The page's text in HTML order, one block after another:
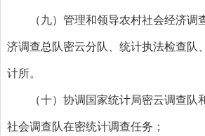
（九）管理和领导农村社会经济调
济调查总队密云分队、统计执法检查队
计所。
（十）协调国家统计局密云调查队
社会调查队在密统计调查任务；